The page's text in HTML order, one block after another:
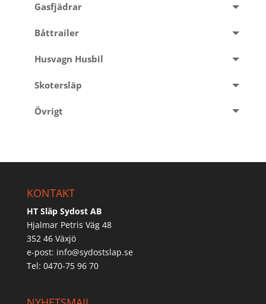
Gasfjädrar
Båttrailer
Husvagn Husbil
Skotersläp
Övrigt
KONTAKT
HT Släp Sydost AB
Hjalmar Petris Väg 48
352 46 Växjö
e-post: info@sydostslap.se
Tel: 0470-75 96 70